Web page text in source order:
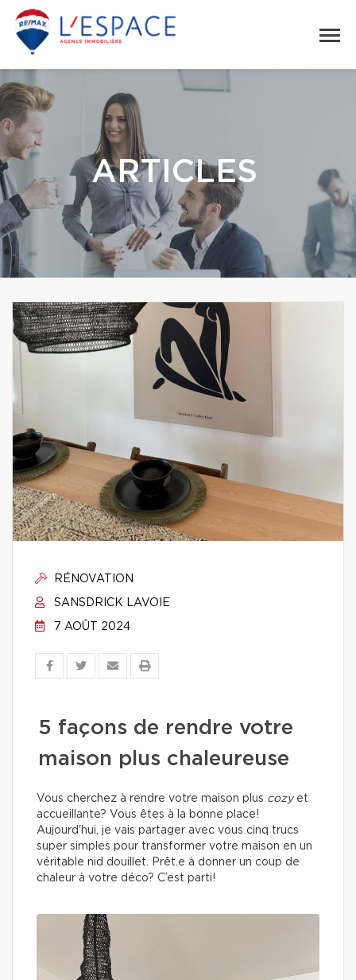
ARTICLES
RÉNOVATION
SANSDRICK LAVOIE
7 AOÛT 2024
5 façons de rendre votre
maison plus chaleureuse
Vous cherchez à rendre votre maison plus cozyet
accueillante? Vous êtes à la bonne place!
Aujourd'hui, je vais partager avec vous cinq trucs
super simples pour transformer votre maison en un
véritable nid douillet. Prêt.e à donner un coup de
chaleur à votre déco? C’est parti!